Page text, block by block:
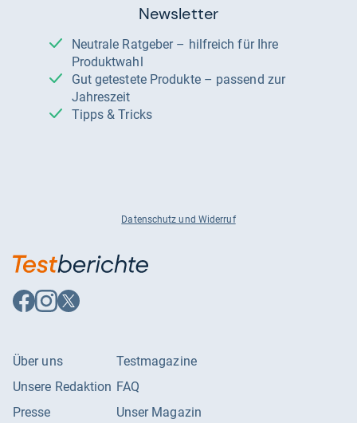
Newsletter
Neutrale Ratgeber – hilfreich für Ihre
Produktwahl
Gut getestete Produkte – passend zur
Jahreszeit
Tipps & Tricks
Datenschutz und Widerruf
Auf
Facebook
Auf
Instagram
Auf
X
Über uns
Unsere Redaktion
Presse
Testmagazine
FAQ
Unser Magazin